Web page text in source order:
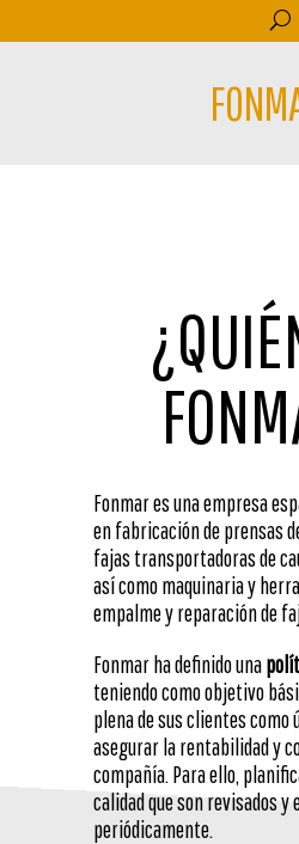
Fonmar es una empresa
en fabricación de prensas
fajas transportadoras de
así como maquinaria y
empalme y reparación de
Fonmar ha definido una
teniendo como objetivo
plena de sus clientes como
asegurar la rentabilidad y
compañía. Para ello,
calidad que son revisados y
periódicamente.